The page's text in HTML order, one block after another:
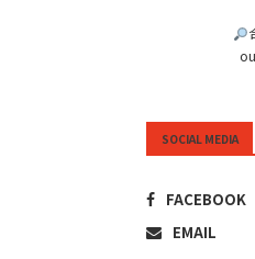
SOCIAL MEDIA
FACEBOOK
EMAIL